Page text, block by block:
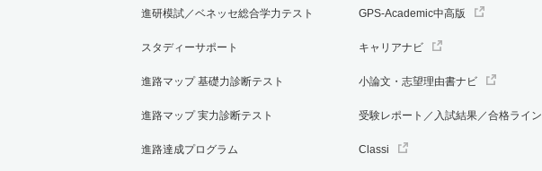
進研模試／ベネッセ総合学力テスト
スタディーサポート
進路マップ 基礎力診断テスト
進路マップ 実力診断テスト
進路達成プログラム
GPS-Academic中高版
キャリアナビ
小論文・志望理由書ナビ
受験レポート／入試結果／合格ライン
Classi